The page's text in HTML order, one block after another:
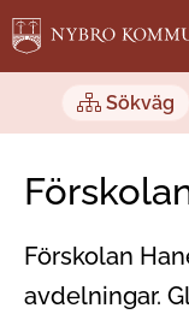
Sökväg
Förskolan
avdelningar.